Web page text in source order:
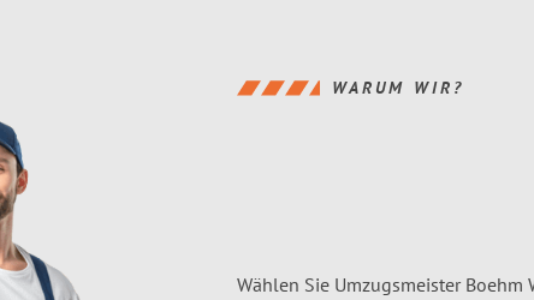
WARUM WIR?
Wählen Sie Umzugsmeister